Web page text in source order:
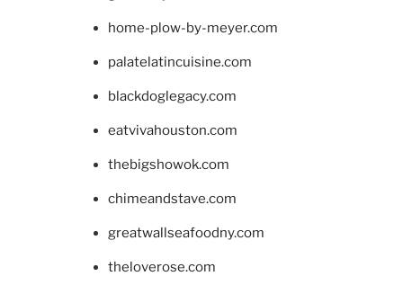
home-plow-by-meyer.com
palatelatincuisine.com
blackdoglegacy.com
eatvivahouston.com
thebigshowok.com
chimeandstave.com
greatwallseafoodny.com
theloverose.com